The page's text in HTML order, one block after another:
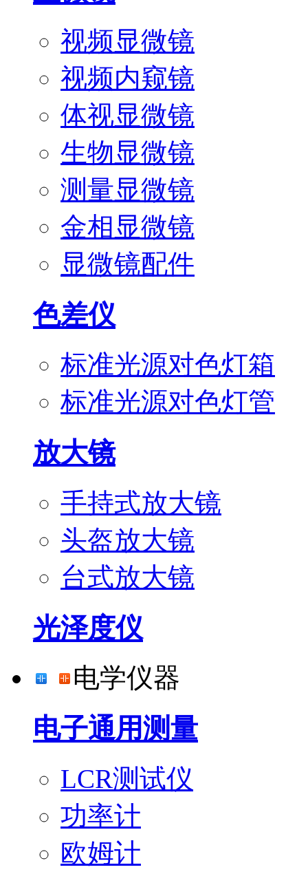
视频显微镜
视频内窥镜
体视显微镜
生物显微镜
测量显微镜
金相显微镜
显微镜配件
色差仪
标准光源对色灯箱
标准光源对色灯管
放大镜
手持式放大镜
头盔放大镜
台式放大镜
光泽度仪
电学仪器
电子通用测量
LCR测试仪
功率计
欧姆计